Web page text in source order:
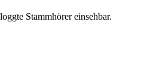
Stammhörer einsehbar.